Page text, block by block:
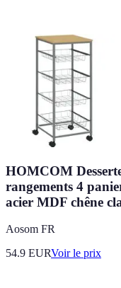
HOMCOM
rangements 4
acier MDF chêne
Aosom FR
54.9 EURVoir le prix